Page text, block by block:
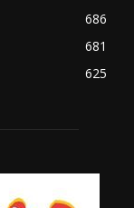
686
681
625